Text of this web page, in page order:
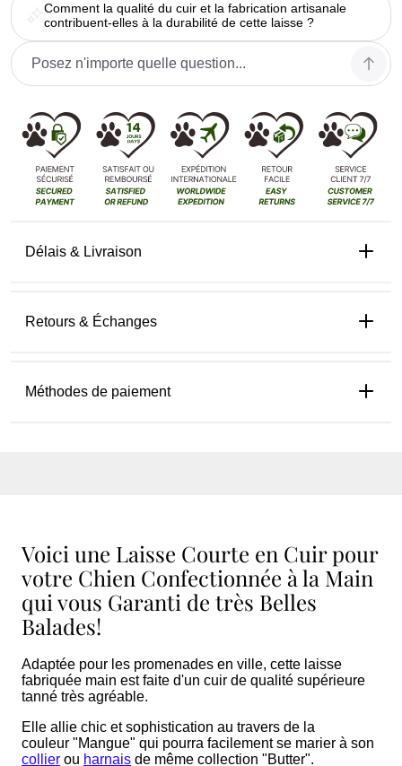
Comment la qualité du cuir et la fabrication artisanale
contribuent-elles à la durabilité de cette laisse ?
Délais & Livraison
Retours & Échanges
Méthodes de paiement
Voici une Laisse Courte en Cuir pour
votre Chien Confectionnée à la Main
qui vous Garanti de très Belles
Balades!
Adaptée pour les promenades en ville, cette laisse
fabriquée main est faite d'un cuir de qualité supérieure
tanné très agréable.
Elle allie chic et sophistication au travers de la
couleur "Mangue" qui pourra facilement se marier à son
collier ou harnais de même collection "Butter".